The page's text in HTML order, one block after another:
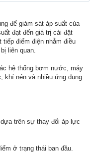
để giám sát áp suất của
đạt đến giá trị cài đặt
điểm điện nhằm điều
liên quan.
hệ thống bơm nước, máy
khí nén và nhiều ứng dụng
trên sự thay đổi áp lực
ở trạng thái ban đầu.